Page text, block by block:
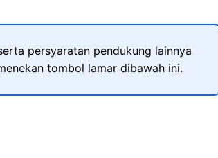
persyaratan pendukung lainnya
tombol lamar dibawah ini.